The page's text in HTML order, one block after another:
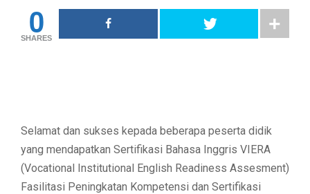
0
SHARES
Selamat dan sukses kepada beberapa peserta didik
yang mendapatkan Sertifikasi Bahasa Inggris VIERA
(Vocational Institutional English Readiness Assesment)
Fasilitasi Peningkatan Kompetensi dan Sertifikasi